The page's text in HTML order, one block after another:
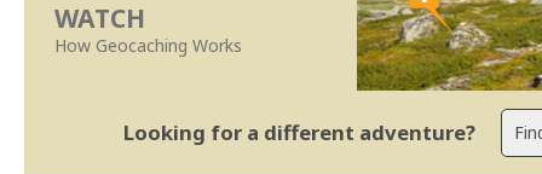
WATCH
How Geocaching Works
Looking for a different adventure?